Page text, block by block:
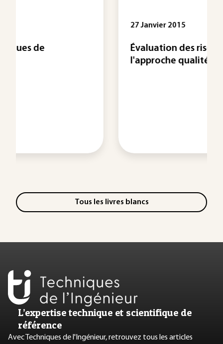
Évaluation des risques par
Tous les livres blancs
L’expertise technique et scientifique de
référence
Avec Techniques de l'Ingénieur, retrouvez tous les articles